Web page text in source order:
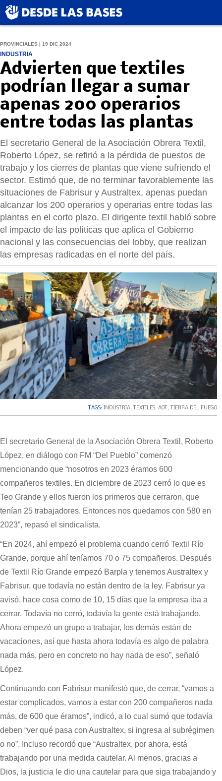
PROVINCIALES | 19 DIC 2024
INDUSTRIA
Advierten que textiles
podrían llegar a sumar
apenas 200 operarios
entre todas las plantas
El secretario General de la Asociación Obrera Textil,
Roberto López, se refirió a la pérdida de puestos de
trabajo y los cierres de plantas que viene sufriendo el
sector. Estimó que, de no terminar favorablemente las
situaciones de Fabrisur y Australtex, apenas puedan
alcanzar los 200 operarios y operarias entre todas las
plantas en el corto plazo. El dirigente textil habló sobre
el impacto de las políticas que aplica el Gobierno
nacional y las consecuencias del lobby, que realizan
las empresas radicadas en el norte del país.
TAGS: INDUSTRIA, TEXTILES, AOT , TIERRA DEL FUEGO
El secretario General de la Asociación Obrera Textil, Roberto
López, en diálogo con FM “Del Pueblo” comenzó
mencionando que “nosotros en 2023 éramos 600
compañeros textiles. En diciembre de 2023 cerró lo que es
Teo Grande y ellos fueron los primeros que cerraron, que
tenían 25 trabajadores. Entonces nos quedamos con 580 en
2023”, repasó el sindicalista.
“En 2024, ahí empezó el problema cuando cerró Textil Río
Grande, porque ahí teníamos 70 o 75 compañeros. Después
de Textil Río Grande empezó Barpla y tenemos Australtex y
Fabrisur, que todavía no están dentro de la ley. Fabrisur ya
avisó, hace cosa como de 10, 15 días que la empresa iba a
cerrar. Todavía no cerró, todavía la gente está trabajando.
Ahora empezó un grupo a trabajar, los demás están de
vacaciones, así que hasta ahora todavía es algo de palabra
nada más, pero en concreto no hay nada de eso”, señaló
López.
Continuando con Fabrisur manifestó que, de cerrar, “vamos a
estar complicados, vamos a estar con 200 compañeros nada
más, de 600 que éramos”, indicó, a lo cual sumó que todavía
deben “ver qué pasa con Australtex, si ingresa al subrégimen
o no”. Incluso recordó que “Australtex, por ahora, está
trabajando por una medida cautelar. Al menos, gracias a
Dios, la justicia le dio una cautelar para que siga trabajando y